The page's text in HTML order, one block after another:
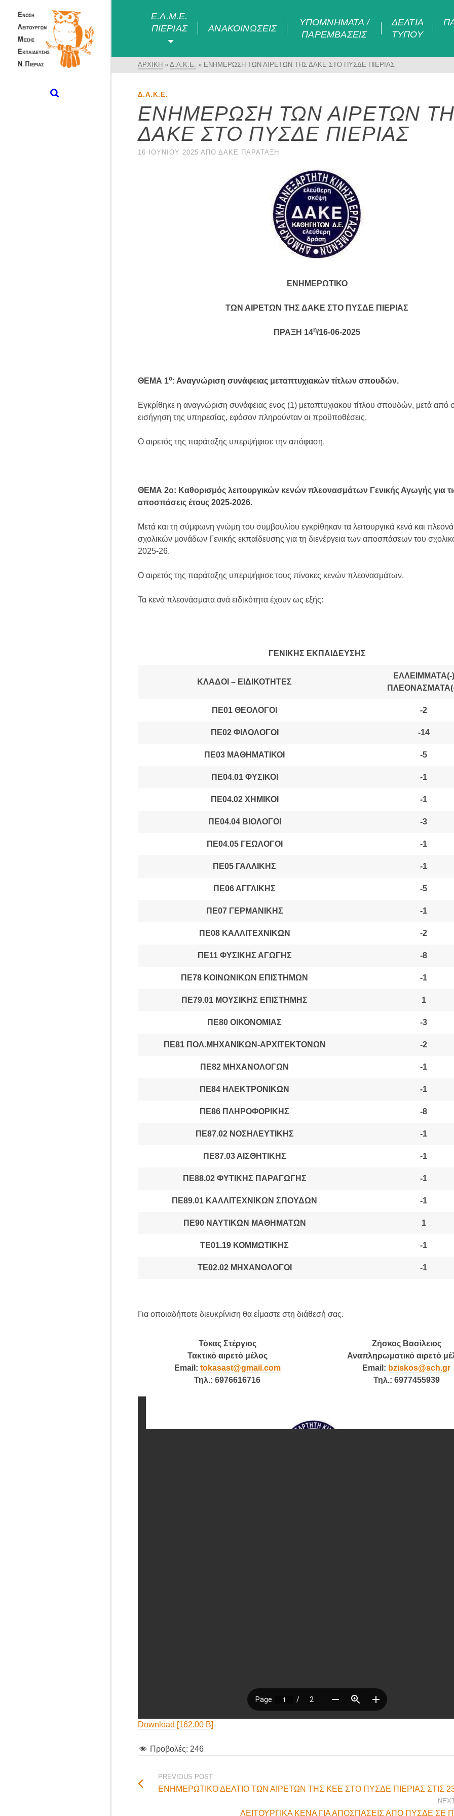
Ε.Λ.Μ.Ε.
ΠΙΕΡΊΑΣ
ΑΝΑΚΟΙΝΏΣΕΙΣ
ΥΠΟΜΝΉΜΑΤΑ /
ΠΑΡΕΜΒΆΣΕΙΣ
ΔΕΛΤΊΑ
ΤΎΠΟΥ
ΑΡΧΙΚΉ » Δ.Α.Κ.Ε. » ΕΝΗΜΕΡΩΣΗ ΤΩΝ ΑΙΡΕΤΩΝ ΤΗΣ ΔΑΚΕ ΣΤΟ ΠΥΣΔΕ ΠΙΕΡΙΑΣ
Δ.Α.Κ.Ε.
ΕΝΗΜΕΡΩΣΗ ΤΩΝ ΑΙΡΕΤΩΝ
ΔΑΚΕ ΣΤΟ ΠΥΣΔΕ ΠΙΕΡΙΑΣ
16 ΙΟΥΝΊΟΥ 2025ΑΠΌ ΔΑΚΕ ΠΑΡΆΤΑΞΗ
ΕΝΗΜΕΡΩΤΙΚΟ
ΤΩΝ ΑΙΡΕΤΩΝ ΤΗΣ ΔΑΚΕ ΣΤΟ ΠΥΣΔΕ ΠΙΕΡΙΑΣ
ΠΡΑΞΗ 14η/16-06-2025
ΘΕΜΑ 1ο: Αναγνώριση συνάφειας μεταπτυχιακών τίτλων σπουδών.
Εγκρίθηκε η αναγνώριση συνάφειας ενος (1) μεταπτυχιακου τίτλου σπουδών, μετά από
εισήγηση της υπηρεσίας, εφόσον πληρούνταν οι προϋποθέσεις.
Ο αιρετός της παράταξης υπερψήφισε την απόφαση.
ΘΕΜΑ 2ο: Καθορισμός λειτουργικών κενών πλεονασμάτων Γενικής Αγωγής για
αποσπάσεις έτους 2025-2026.
Μετά και τη σύμφωνη γνώμη του συμβουλίου εγκρίθηκαν τα λειτουργικά κενά και
σχολικών μονάδων Γενικής εκπαίδευσης για τη διενέργεια των αποσπάσεων του
2025-26.
Ο αιρετός της παράταξης υπερψήφισε τους πίνακες κενών πλεονασμάτων.
Τα κενά πλεονάσματα ανά ειδικότητα έχουν ως εξής:
ΓΕΝΙΚΗΣ ΕΚΠΑΙΔΕΥΣΗΣ
ΚΛΑΔΟΙ – ΕΙΔΙΚΟΤΗΤΕΣ
ΕΛΛΕΙΜΜΑΤΑ(-)
ΠΕ01 ΘΕΟΛΟΓΟΙ -2
ΠΕ02 ΦΙΛΟΛΟΓΟΙ -14
ΠΕ03 ΜΑΘΗΜΑΤΙΚΟΙ -5
ΠΕ04.01 ΦΥΣΙΚΟΙ -1
ΠΕ04.02 ΧΗΜΙΚΟΙ -1
ΠΕ04.04 ΒΙΟΛΟΓΟΙ -3
ΠΕ04.05 ΓΕΩΛΟΓΟΙ -1
ΠΕ05 ΓΑΛΛΙΚΗΣ -1
ΠΕ06 ΑΓΓΛΙΚΗΣ -5
ΠΕ07 ΓΕΡΜΑΝΙΚΗΣ -1
ΠΕ08 ΚΑΛΛΙΤΕΧΝΙΚΩΝ -2
ΠΕ11 ΦΥΣΙΚΗΣ ΑΓΩΓΗΣ -8
ΠΕ78 ΚΟΙΝΩΝΙΚΩΝ ΕΠΙΣΤΗΜΩΝ -1
ΠΕ79.01 ΜΟΥΣΙΚΗΣ ΕΠΙΣΤΗΜΗΣ 1
ΠΕ80 ΟΙΚΟΝΟΜΙΑΣ -3
ΠΕ81 ΠΟΛ.ΜΗΧΑΝΙΚΩΝ-ΑΡΧΙΤΕΚΤΟΝΩΝ -2
ΠΕ82 ΜΗΧΑΝΟΛΟΓΩΝ -1
ΠΕ84 ΗΛΕΚΤΡΟΝΙΚΩΝ -1
ΠΕ86 ΠΛΗΡΟΦΟΡΙΚΗΣ -8
ΠΕ87.02 ΝΟΣΗΛΕΥΤΙΚΗΣ -1
ΠΕ87.03 ΑΙΣΘΗΤΙΚΗΣ -1
ΠΕ88.02 ΦΥΤΙΚΗΣ ΠΑΡΑΓΩΓΗΣ -1
ΠΕ89.01 ΚΑΛΛΙΤΕΧΝΙΚΩΝ ΣΠΟΥΔΩΝ -1
ΠΕ90 ΝΑΥΤΙΚΩΝ ΜΑΘΗΜΑΤΩΝ 1
ΤΕ01.19 ΚΟΜΜΩΤΙΚΗΣ -1
ΤΕ02.02 ΜΗΧΑΝΟΛΟΓΟΙ -1
Για οποιαδήποτε διευκρίνιση θα είμαστε στη διάθεσή σας.
Τόκας Στέργιος
Τακτικό αιρετό μέλος
Email : tokasast@gmail .com
Τηλ.: 6976616716
Ζήσκος Βασίλειος
Αναπληρωματικό αιρετό
Email : bziskos@sch.gr
Τηλ.: 6977455939
Download [162.00 B]
Προβολές: 246
PREVIOUS POST
ΕΝΗΜΕΡΩΤΙΚΟ ΔΕΛΤΙΟ ΤΩΝ ΑΙΡΕΤΩΝ ΤΗΣ ΚΕΕ ΣΤΟ ΠΥΣΔΕ ΠΙΕΡΙΑΣ ΣΤΙΣ
ΛΕΙΤΟΥΡΓΙΚΑ ΚΕΝΑ ΓΙΑ ΑΠΟΣΠΑΣΕΙΣ ΑΠΟ ΠΥΣΔΕ ΣΕ